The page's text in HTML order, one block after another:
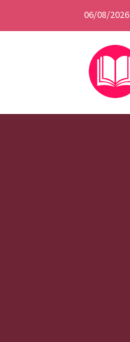
06/08/2026